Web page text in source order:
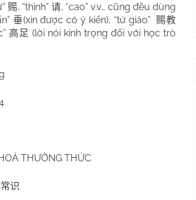
赐, “thỉnh” 请, “cao” v.v… cũng đều dùng
垂(xin được có ý kiến), “tứ giáo” 赐教
高足 (lời nói kính trọng đối với học trò
THƯỜNG THỨC
识